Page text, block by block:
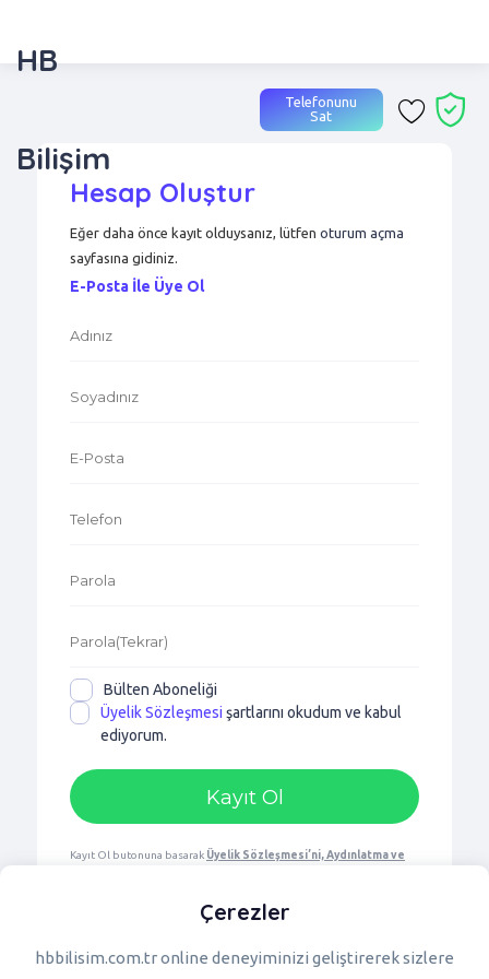
HB
Bilişim
Telefonunu
Sat
Hesap Oluştur
Eğer daha önce kayıt olduysanız, lütfen oturum açma
sayfasına gidiniz.
E-Posta İle Üye Ol
Bülten Aboneliği
Üyelik Sözleşmesi şartlarını okudum ve kabul
ediyorum.
Kayıt Ol butonuna basarak Üyelik Sözleşmesi’ni, Aydınlatma ve
Bir hesabınız var mı? Giriş Yapın
Çerezler
hbbilisim.com.tr online deneyiminizi geliştirerek sizlere